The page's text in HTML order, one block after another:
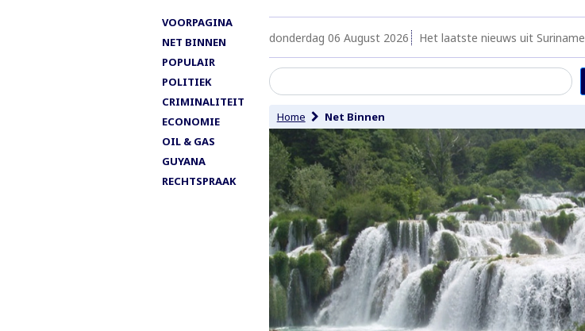
VOORPAGINA
NET BINNEN
POPULAIR
POLITIEK
CRIMINALITEIT
ECONOMIE
OIL & GAS
GUYANA
RECHTSPRAAK
donderdag 06 August 2026 Het laatste nieuws uit Suriname
Home Net Binnen